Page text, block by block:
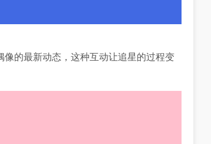
的最新动态，这种互动让追星的过程变